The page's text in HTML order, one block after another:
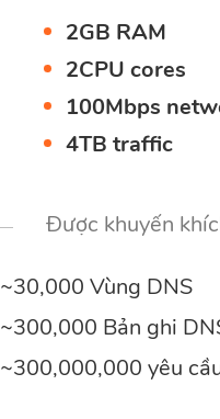
2GB RAM
2CPU cores
100Mbps
4TB traffic
Được khuyến
~30,000 Vùng DNS
~300,000 Bản ghi
~300,000,000 yêu